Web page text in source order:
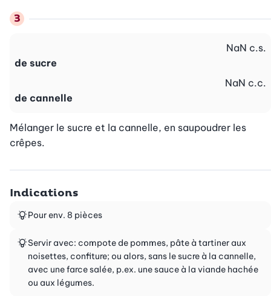
de sucre
NaN c.s.
de cannelle
NaN c.c.
Mélanger le sucre et la cannelle, en saupoudrer les
crêpes.
Indications
Pour env. 8 pièces
Servir avec: compote de pommes, pâte à tartiner aux
noisettes, confiture; ou alors, sans le sucre à la cannelle,
avec une farce salée, p.ex. une sauce à la viande hachée
ou aux légumes.